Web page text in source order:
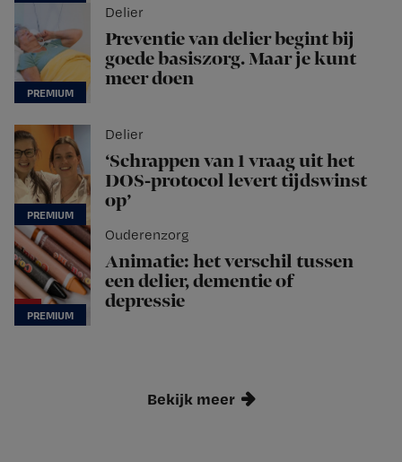
Delier
Preventie van delier begint bij
goede basiszorg. Maar je kunt
meer doen
Delier
‘Schrappen van 1 vraag uit het
DOS-protocol levert tijdswinst
op’
Ouderenzorg
Animatie: het verschil tussen
een delier, dementie of
depressie
Bekijk meer